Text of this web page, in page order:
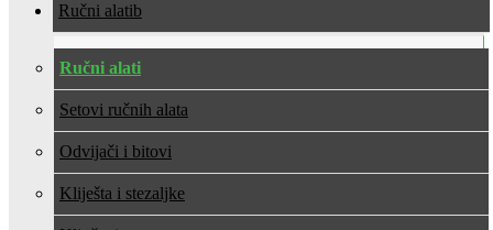
Ručni alati
Ručni alati
Setovi ručnih alata
Odvijači i bitovi
Kliješta i stezaljke